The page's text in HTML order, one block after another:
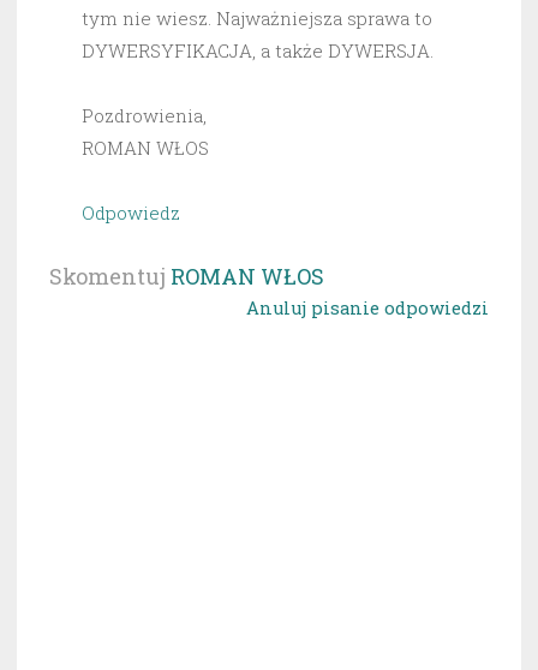
tym nie wiesz. Najważniejsza sprawa to
DYWERSYFIKACJA, a także DYWERSJA.
Pozdrowienia,
ROMAN WŁOS
Odpowiedz
Skomentuj ROMAN WŁOS
Anuluj pisanie odpowiedzi